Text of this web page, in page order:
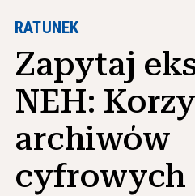
Zasoby dla
Narzędzia w klasie
Kursy
Instytuty
Nauczanie
Doradzanie
RATUNEK
Zapytaj
NEH:
archiwów
cyfrowych